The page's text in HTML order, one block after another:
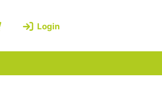
Login